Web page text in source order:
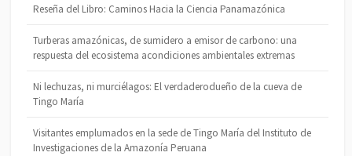
Reseña del Libro: Caminos Hacia la Ciencia Panamazónica
Turberas amazónicas, de sumidero a emisor de carbono: una
respuesta del ecosistema acondiciones ambientales extremas
Ni lechuzas, ni murciélagos: El verdaderodueño de la cueva de
Tingo María
Visitantes emplumados en la sede de Tingo María del Instituto de
Investigaciones de la Amazonía Peruana